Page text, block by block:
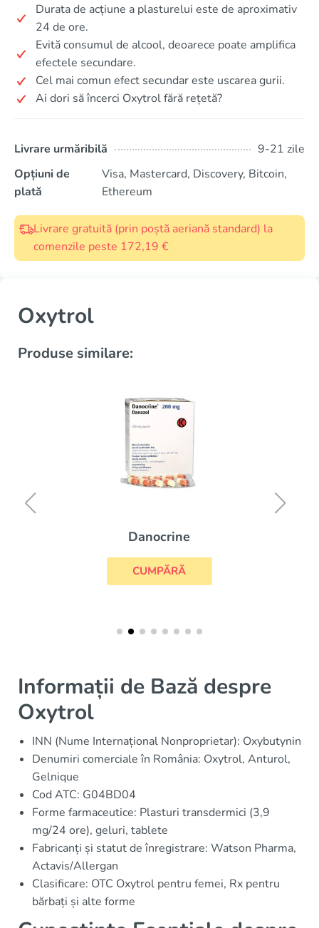
Durata de acțiune a plasturelui este de aproximativ
24 de ore.
Evită consumul de alcool, deoarece poate amplifica
efectele secundare.
Cel mai comun efect secundar este uscarea gurii.
Ai dori să încerci Oxytrol fără rețetă?
Livrare urmăribilă
9-21 zile
Opțiuni de
plată
Visa, Mastercard, Discovery, Bitcoin,
Ethereum
Livrare gratuită (prin poștă aeriană standard) la
comenzile peste 172,19 €
Oxytrol
Produse similare:
Danocrine
CUMPĂRĂ
Informații de Bază despre
Oxytrol
INN (Nume Internațional Nonproprietar): Oxybutynin
Denumiri comerciale în România: Oxytrol, Anturol,
Gelnique
Cod ATC: G04BD04
Forme farmaceutice: Plasturi transdermici (3,9
mg/24 ore), geluri, tablete
Fabricanți și statut de înregistrare: Watson Pharma,
Actavis/Allergan
Clasificare: OTC Oxytrol pentru femei, Rx pentru
bărbați și alte forme